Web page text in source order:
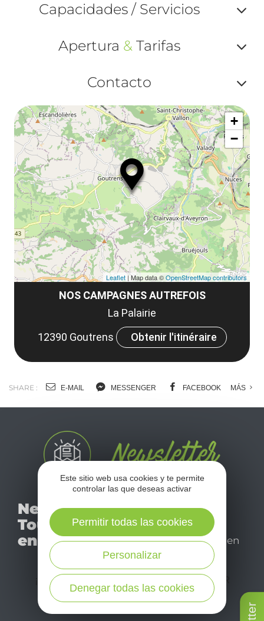
ou
Capacidades / Servicios
ou
Apertura &Tarifas
ou
et
Contacto
ou
NOS CAMPAGNES AUTREFOIS
La Palairie
12390 Goutrens
Obtenir l'itinéraire
+
−
Leaflet | Map data ©OpenStreetMap contributors
SHARE : E-MAIL MESSENGER FACEBOOK MÁS
Newsletter
Tourismo
en Aveyron
mensual newsletter y
déjese inspirar para
disfrutar de su estancia en
el Aveyron.
¡SUSCRÍBASE A NUESTRO NEWSLETTER
AQUÍ!
Este sitio web usa cookies y te permite
controlar las que deseas activar
Denegar todas las cookies
Personalizar
Permitir todas las cookies